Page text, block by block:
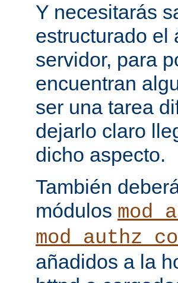
Y necesitarás
estructurado el
servidor, para
encuentran
ser una tarea
dejarlo claro
dicho aspecto.
También
módulos
añadidos a la